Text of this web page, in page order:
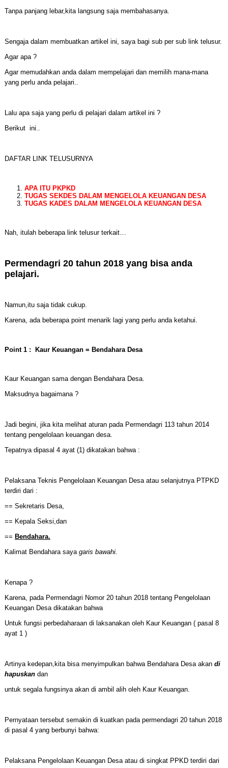
Tanpa panjang lebar,kita langsung saja membahasanya.
Sengaja dalam membuatkan artikel ini, saya bagi sub per sub link telusur.
Agar apa ?
Agar memudahkan anda dalam mempelajari dan memilih mana-mana
yang perlu anda pelajari..
Lalu apa saja yang perlu di pelajari dalam artikel ini ?
Berikut ini..
DAFTAR LINK TELUSURNYA
APA ITU PKPKD
TUGAS SEKDES DALAM MENGELOLA KEUANGAN DESA
TUGAS KADES DALAM MENGELOLA KEUANGAN DESA
Nah, itulah beberapa link telusur terkait…
Permendagri 20 tahun 2018 yang bisa anda
pelajari.
Namun,itu saja tidak cukup.
Karena, ada beberapa point menarik lagi yang perlu anda ketahui.
Point 1 : Kaur Keuangan = Bendahara Desa
Kaur Keuangan sama dengan Bendahara Desa.
Maksudnya bagaimana ?
Jadi begini, jika kita melihat aturan pada Permendagri 113 tahun 2014
tentang pengelolaan keuangan desa.
Tepatnya dipasal 4 ayat (1) dikatakan bahwa :
Pelaksana Teknis Pengelolaan Keuangan Desa atau selanjutnya PTPKD
terdiri dari :
== Sekretaris Desa,
== Kepala Seksi,dan
== Bendahara.
Kalimat Bendahara saya garis bawahi.
Kenapa ?
Karena, pada Permendagri Nomor 20 tahun 2018 tentang Pengelolaan
Keuangan Desa dikatakan bahwa
Untuk fungsi perbedaharaan di laksanakan oleh Kaur Keuangan ( pasal 8
ayat 1 )
Artinya kedepan,kita bisa menyimpulkan bahwa Bendahara Desa akan di
hapuskan dan
untuk segala fungsinya akan di ambil alih oleh Kaur Keuangan.
Pernyataan tersebut semakin di kuatkan pada permendagri 20 tahun 2018
di pasal 4 yang berbunyi bahwa:
Pelaksana Pengelolaan Keuangan Desa atau di singkat PPKD terdiri dari